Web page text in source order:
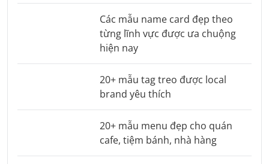
Các mẫu name card đẹp theo
từng lĩnh vực được ưa chuộng
hiện nay
20+ mẫu tag treo được local
brand yêu thích
20+ mẫu menu đẹp cho quán
cafe, tiệm bánh, nhà hàng